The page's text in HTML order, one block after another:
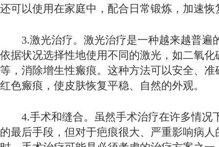
还可以使用在家庭中，配合日常锻炼，加速恢
3.激光治疗。激光治疗是一种越来越普遍
依据状况选择性地使用不同的激光，如二氧
等，消除增生性瘢痕。这种方法可以安全、
红色瘢痕，使皮肤恢复平稳、自然的外观。
4.手术和缝合。虽然手术治疗在许多情况
的最后手段，但对于疤痕很大、严重影响病